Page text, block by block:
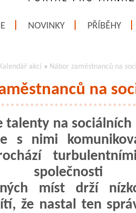
NOVINKY PŘÍBĚHY
Kalendář akcí » Nábor zaměstnanců na
na
talenty na sociálních
s nimi
společnosti
míst drží
že nastal ten